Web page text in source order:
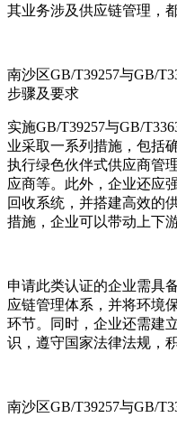
其业务涉及供应链管理，
南沙区GB/T39257与GB/
步骤及要求
实施GB/T39257与GB/
业采取一系列措施，包括
执行绿色伙伴式供应商管
应商等。此外，企业还应
回收系统，并搭建高效的
措施，企业可以带动上下
申请此类认证的企业需具
应链管理体系，并将环境
环节。同时，企业还需建
识，遵守国家法律法规，
南沙区GB/T39257与GB/